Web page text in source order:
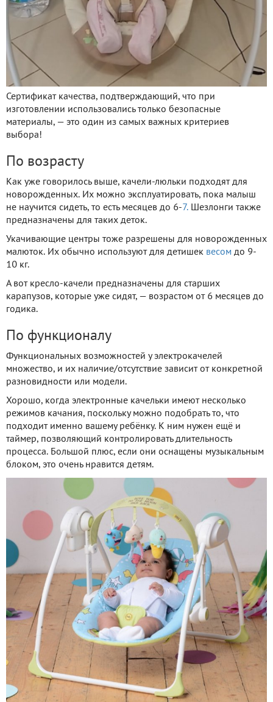
Сертификат качества, подтверждающий, что при
изготовлении использовались только безопасные
материалы, — это один из самых важных критериев
выбора!
По возрасту
Как уже говорилось выше, качели-люльки подходят для
новорожденных. Их можно эксплуатировать, пока малыш
не научится сидеть, то есть месяцев до 6- 7. Шезлонги также
предназначены для таких деток.
Укачивающие центры тоже разрешены для новорожденных
малюток. Их обычно используют для детишек весом до 9-
10 кг.
А вот кресло-качели предназначены для старших
карапузов, которые уже сидят, — возрастом от 6 месяцев до
годика.
По функционалу
Функциональных возможностей у электрокачелей
множество, и их наличие/отсутствие зависит от конкретной
разновидности или модели.
Хорошо, когда электронные качельки имеют несколько
режимов качания, поскольку можно подобрать то, что
подходит именно вашему ребёнку. К ним нужен ещё и
таймер, позволяющий контролировать длительность
процесса. Большой плюс, если они оснащены музыкальным
блоком, это очень нравится детям.